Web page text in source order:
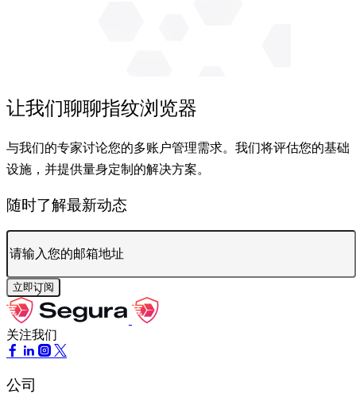
让我们聊聊指纹浏览器
与我们的专家讨论您的多账户管理需求。我们将评估您的基础
设施，并提供量身定制的解决方案。
随时了解最新动态
立即订阅
关注我们
公司